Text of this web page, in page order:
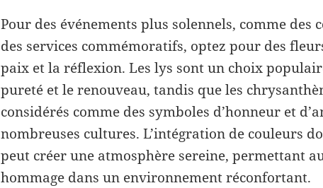
Pour des événements plus solennels, comme des
des services commémoratifs, optez pour des
paix et la réflexion. Les lys sont un choix
pureté et le renouveau, tandis que les
considérés comme des symboles d’honneur et
nombreuses cultures. L’intégration de couleurs
peut créer une atmosphère sereine, permettant
hommage dans un environnement réconfortant.